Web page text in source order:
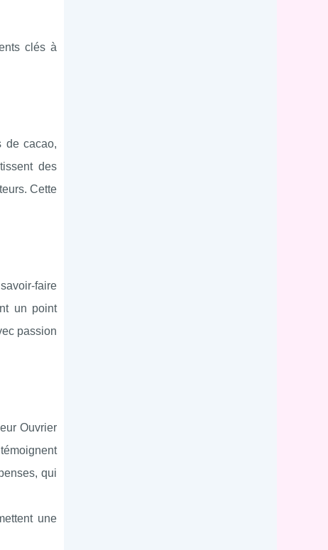
clés à
de cacao,
des
Cette
faire
un point
passion
Ouvrier
qui
une